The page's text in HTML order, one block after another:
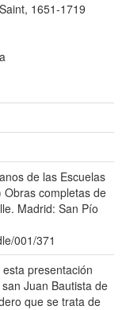
1651-1719
de las Escuelas
completas de
Madrid: San Pío
001/371
presentación
Juan Bautista de
que se trata de